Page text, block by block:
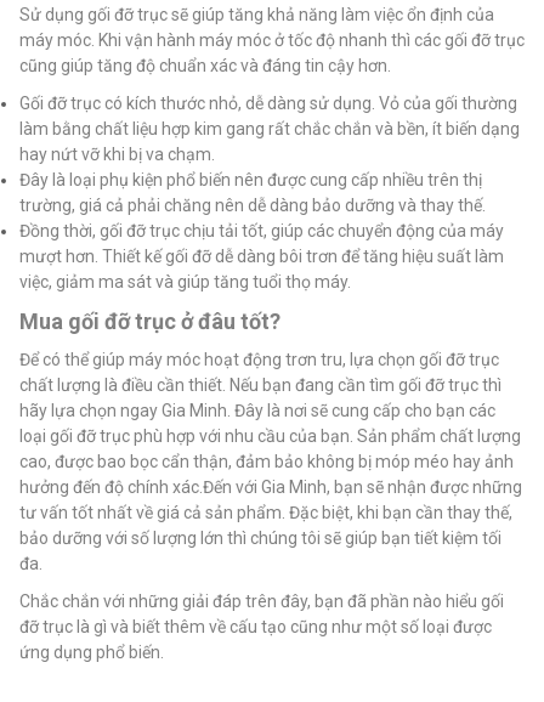
Sử dụng gối đỡ trục sẽ giúp tăng khả năng làm việc ổn định của
máy móc. Khi vận hành máy móc ở tốc độ nhanh thì các gối đỡ trục
cũng giúp tăng độ chuẩn xác và đáng tin cậy hơn.
Gối đỡ trục có kích thước nhỏ, dễ dàng sử dụng. Vỏ của gối thường
làm bằng chất liệu hợp kim gang rất chắc chắn và bền, ít biến dạng
hay nứt vỡ khi bị va chạm.
Đây là loại phụ kiện phổ biến nên được cung cấp nhiều trên thị
trường, giá cả phải chăng nên dễ dàng bảo dưỡng và thay thế.
Đồng thời, gối đỡ trục chịu tải tốt, giúp các chuyển động của máy
mượt hơn. Thiết kế gối đỡ dễ dàng bôi trơn để tăng hiệu suất làm
việc, giảm ma sát và giúp tăng tuổi thọ máy.
Mua gối đỡ trục ở đâu tốt?
Để có thể giúp máy móc hoạt động trơn tru, lựa chọn gối đỡ trục
chất lượng là điều cần thiết. Nếu bạn đang cần tìm gối đỡ trục thì
hãy lựa chọn ngay Gia Minh. Đây là nơi sẽ cung cấp cho bạn các
loại gối đỡ trục phù hợp với nhu cầu của bạn. Sản phẩm chất lượng
cao, được bao bọc cẩn thận, đảm bảo không bị móp méo hay ảnh
hưởng đến độ chính xác.Đến với Gia Minh, bạn sẽ nhận được những
tư vấn tốt nhất về giá cả sản phẩm. Đặc biệt, khi bạn cần thay thế,
bảo dưỡng với số lượng lớn thì chúng tôi sẽ giúp bạn tiết kiệm tối
đa.
Chắc chắn với những giải đáp trên đây, bạn đã phần nào hiểu gối
đỡ trục là gì và biết thêm về cấu tạo cũng như một số loại được
ứng dụng phổ biến.